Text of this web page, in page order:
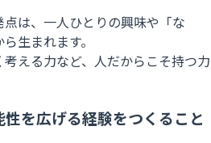
は、一人ひとりの興味や「な
生まれます。
える力など、人だからこそ持つ力
を広げる経験をつくること